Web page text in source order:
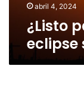
abril 4, 2024
¿Listo
eclipse